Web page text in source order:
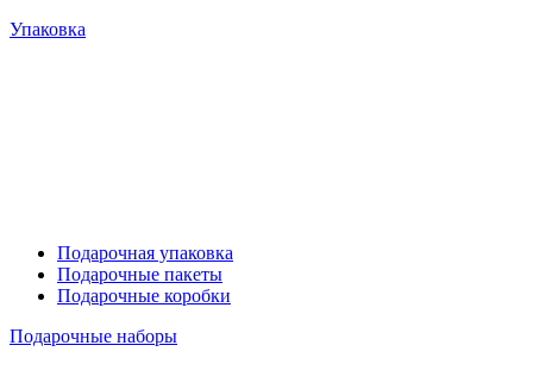
Упаковка
Подарочная упаковка
Подарочные пакеты
Подарочные коробки
Подарочные наборы